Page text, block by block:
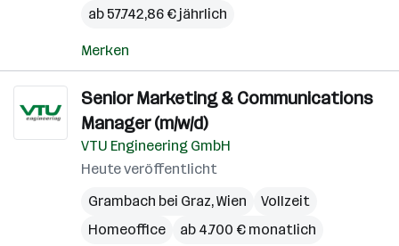
ab 57.742,86 € jährlich
Merken
Senior Marketing & Communications
Manager (m/w/d)
VTU Engineering GmbH
Heute veröffentlicht
Grambach bei Graz,Wien
Vollzeit
Homeoffice
ab 4.700 € monatlich